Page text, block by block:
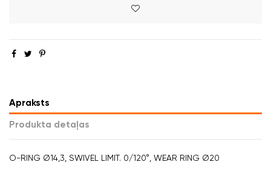
Apraksts
Produkta detaļas
O-RING Ø14,3, SWIVEL LIMIT. 0/120°, WEAR RING Ø20